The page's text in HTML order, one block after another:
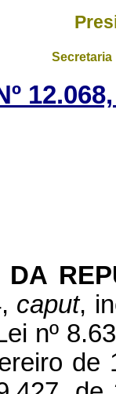
DA
caput,
nº
de